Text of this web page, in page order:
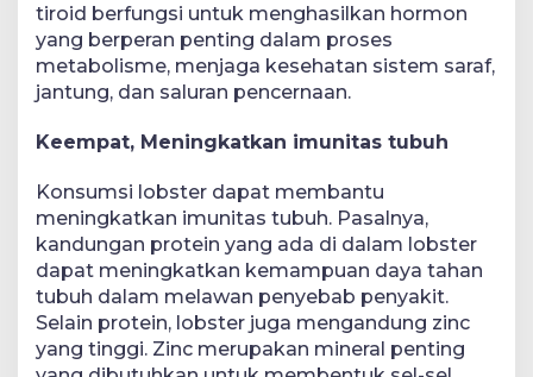
tiroid berfungsi untuk menghasilkan hormon
yang berperan penting dalam proses
metabolisme, menjaga kesehatan sistem saraf,
jantung, dan saluran pencernaan.
Keempat, Meningkatkan imunitas tubuh
Konsumsi lobster dapat membantu
meningkatkan imunitas tubuh. Pasalnya,
kandungan protein yang ada di dalam lobster
dapat meningkatkan kemampuan daya tahan
tubuh dalam melawan penyebab penyakit.
Selain protein, lobster juga mengandung zinc
yang tinggi. Zinc merupakan mineral penting